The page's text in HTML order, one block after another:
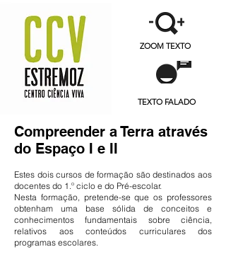
ZOOM TEXTO
TEXTO FALADO
Compreender a Terra através
do Espaço I e II
Estes dois cursos de formação são destinados aos
docentes do 1.º ciclo e do Pré-escolar.
Nesta formação, pretende-se que os professores
obtenham uma base sólida de conceitos e
conhecimentos fundamentais sobre ciência,
relativos aos conteúdos curriculares dos
programas escolares.